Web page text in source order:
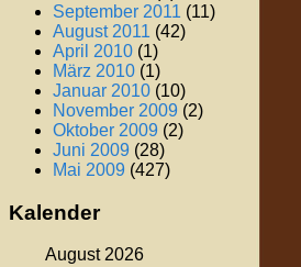
September 2011 (11)
August 2011 (42)
April 2010 (1)
März 2010 (1)
Januar 2010 (10)
November 2009 (2)
Oktober 2009 (2)
Juni 2009 (28)
Mai 2009 (427)
Kalender
August 2026